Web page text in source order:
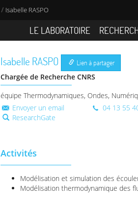
/ Isabelle RASPO
LE LABORATOIRE
Isabelle RASPO
Lien à partager
Chargée de Recherche CNRS
équipe Thermodynamiques, Ondes,
Envoyer un email
04 13 55
ResearchGate
Activités
Modélisation et simulation des
Modélisation thermodynamique des